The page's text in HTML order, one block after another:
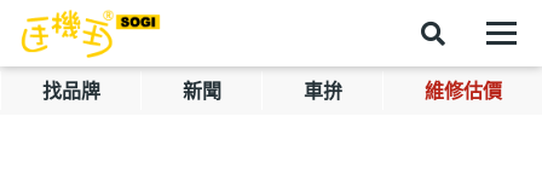
找品牌 新聞 車拚 維修估價